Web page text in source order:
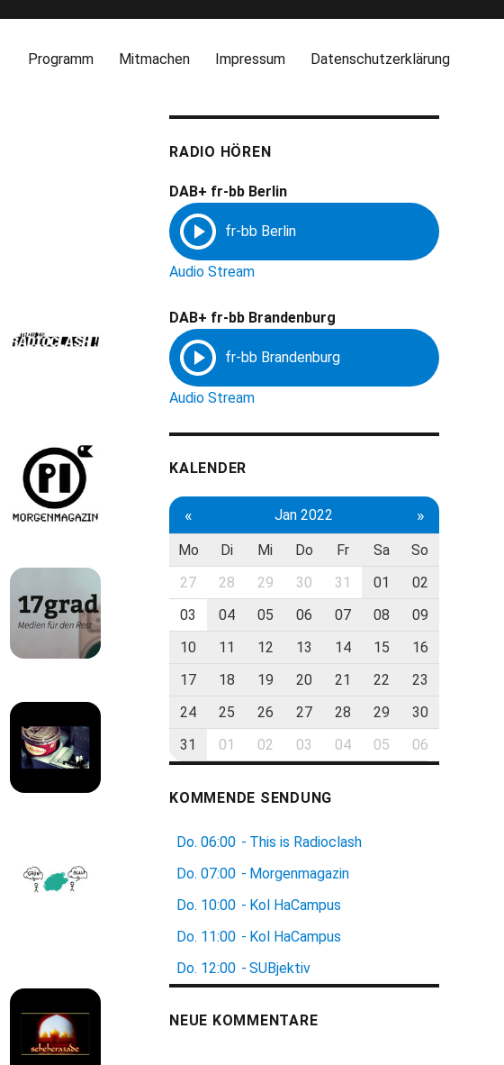
Programm Mitmachen Impressum Datenschutzerklärung
RADIO HÖREN
DAB+ fr-bb Berlin
Audio Stream
DAB+ fr-bb Brandenburg
Audio Stream
KALENDER
« Jan 2022 »
Mo Di Mi Do Fr Sa
So
27
28 29 30 31 01
02
03
04 05 06 07 08
09
10
11 12 13 14 15
16
17
18 19 20 21 22
23
24
25 26 27 28 29
30
31
01 02 03 04 05 06
KOMMENDE SENDUNG
Do. 06:00 - This is Radioclash
Do. 07:00 - Morgenmagazin
Do. 10:00 - Kol HaCampus
Do. 11:00 - Kol HaCampus
Do. 12:00 - SUBjektiv
NEUE KOMMENTARE